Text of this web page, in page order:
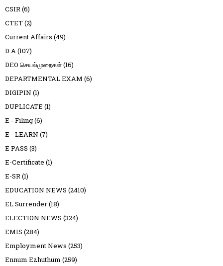
CSIR(6)
CTET(2)
Current Affairs (49)
D A(107)
DEO செயல்முறைகள்(16)
DEPARTMENTAL EXAM (6)
DIGIPIN (1)
DUPLICATE (1)
E - Filing(6)
E - LEARN (7)
E PASS (3)
E-Certificate (1)
E-SR(1)
EDUCATION NEWS (2410)
EL Surrender(18)
ELECTION NEWS (324)
EMIS (284)
Employment News (253)
Ennum Ezhuthum (259)